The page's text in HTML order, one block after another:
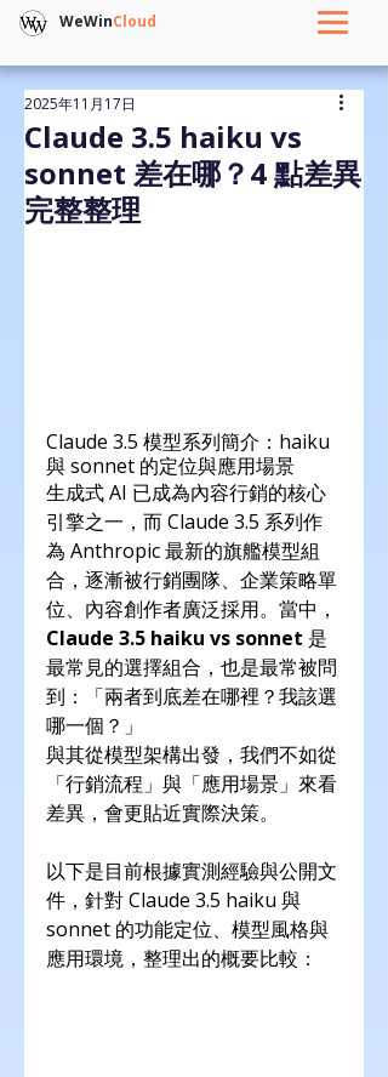
WeWinCloud
Claude 3.5 haiku vs
sonnet 差在哪？4 點差異
完整整理
2025年11月17日
Claude 3.5 模型系列簡介：haiku
與 sonnet 的定位與應用場景
生成式 AI 已成為內容行銷的核心
引擎之一，而 Claude 3.5 系列作
為 Anthropic 最新的旗艦模型組
合，逐漸被行銷團隊、企業策略單
位、內容創作者廣泛採用。當中，
Claude 3.5 haiku vs sonnet 是
最常見的選擇組合，也是最常被問
到：「兩者到底差在哪裡？我該選
哪一個？」
與其從模型架構出發，我們不如從
「行銷流程」與「應用場景」來看
差異，會更貼近實際決策。
以下是目前根據實測經驗與公開文
件，針對 Claude 3.5 haiku 與
sonnet 的功能定位、模型風格與
應用環境，整理出的概要比較：